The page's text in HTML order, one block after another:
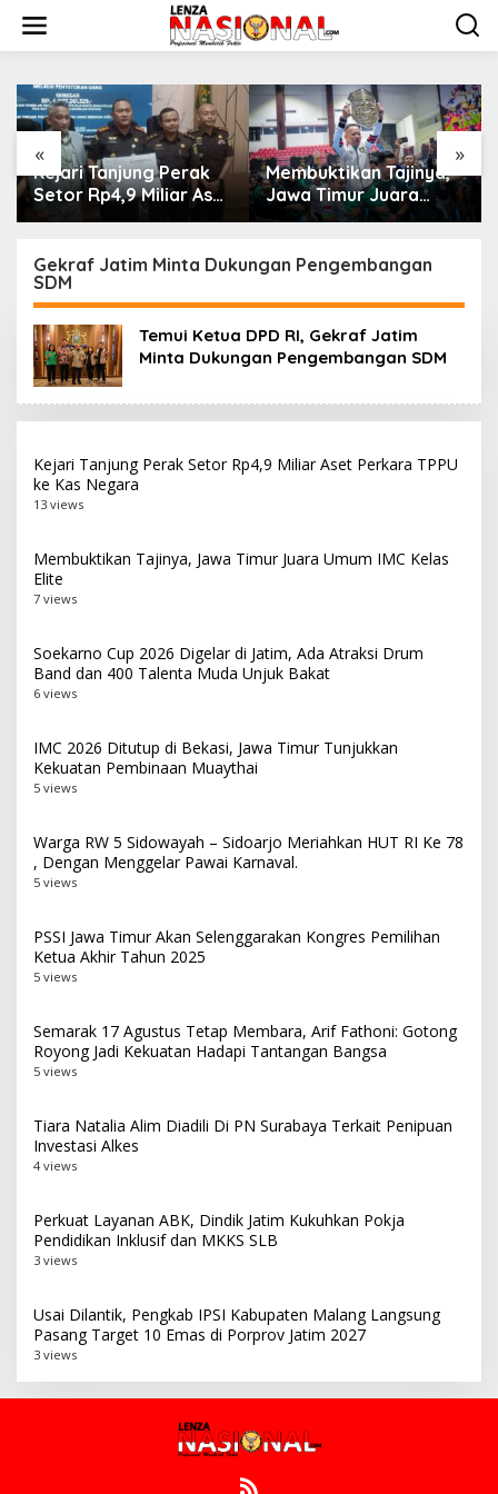
w
« »
Kejari Tanjung Perak
Setor Rp4,9 Miliar Aset
Perkara TPPU ke Kas
Membuktikan Tajinya,
Jawa Timur Juara
Umum IMC Kelas Elite
Gekraf Jatim Minta Dukungan Pengembangan
SDM
Temui Ketua DPD RI, Gekraf Jatim
Minta Dukungan Pengembangan SDM
Kejari Tanjung Perak Setor Rp4,9 Miliar Aset Perkara TPPU
ke Kas Negara
13 views
Membuktikan Tajinya, Jawa Timur Juara Umum IMC Kelas
Elite
7 views
Soekarno Cup 2026 Digelar di Jatim, Ada Atraksi Drum
Band dan 400 Talenta Muda Unjuk Bakat
6 views
IMC 2026 Ditutup di Bekasi, Jawa Timur Tunjukkan
Kekuatan Pembinaan Muaythai
5 views
Warga RW 5 Sidowayah – Sidoarjo Meriahkan HUT RI Ke 78
, Dengan Menggelar Pawai Karnaval.
5 views
PSSI Jawa Timur Akan Selenggarakan Kongres Pemilihan
Ketua Akhir Tahun 2025
5 views
Semarak 17 Agustus Tetap Membara, Arif Fathoni: Gotong
Royong Jadi Kekuatan Hadapi Tantangan Bangsa
5 views
Tiara Natalia Alim Diadili Di PN Surabaya Terkait Penipuan
Investasi Alkes
4 views
Perkuat Layanan ABK, Dindik Jatim Kukuhkan Pokja
Pendidikan Inklusif dan MKKS SLB
3 views
Usai Dilantik, Pengkab IPSI Kabupaten Malang Langsung
Pasang Target 10 Emas di Porprov Jatim 2027
3 views